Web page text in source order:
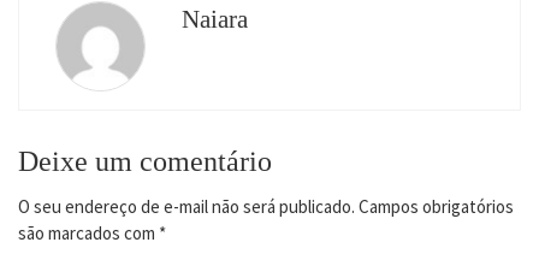
Naiara
Deixe um comentário
O seu endereço de e-mail não será publicado. Campos obrigatórios
são marcados com *